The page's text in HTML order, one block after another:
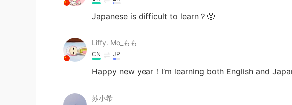
Japanese is difficult to learn？🥺
Liffy. Mo_もも
CN JP
Happy new year！I’m learning both English and
苏小希